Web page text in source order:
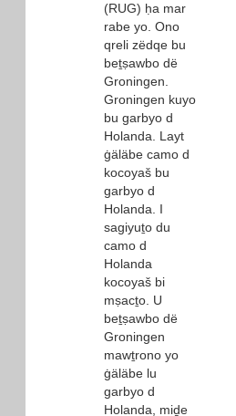
(RUG) ḥa mar
rabe yo. Ono
qreli zëdqe bu
beṯṣawbo dë
Groningen.
Groningen kuyo
bu garbyo d
Holanda. Layt
ġäläbe camo d
kocoyaš bu
garbyo d
Holanda. I
sagiyuṯo du
camo d
Holanda
kocoyaš bi
mṣacṯo. U
beṯṣawbo dë
Groningen
mawṯrono yo
ġäläbe lu
garbyo d
Holanda, miḏe